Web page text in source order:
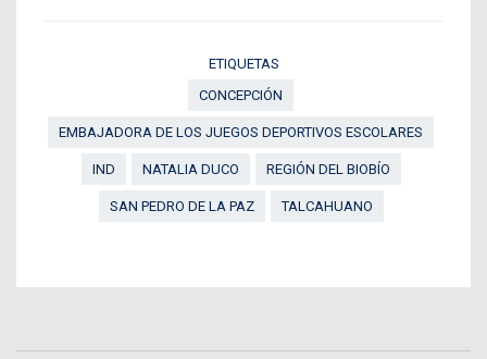
ETIQUETAS
CONCEPCIÓN
EMBAJADORA DE LOS JUEGOS DEPORTIVOS ESCOLARES
IND NATALIA DUCO REGIÓN DEL BIOBÍO
SAN PEDRO DE LA PAZ TALCAHUANO